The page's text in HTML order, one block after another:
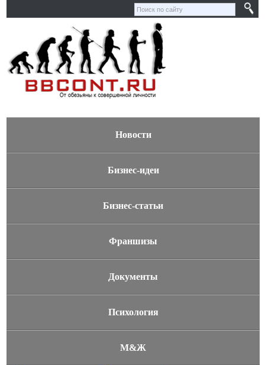
Новости
Бизнес-идеи
Бизнес-статьи
Франшизы
Документы
Психология
М&Ж